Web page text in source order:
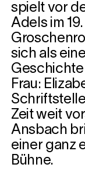
spielt vor
Adels im
sich als
Geschichte
Frau:
Zeit weit
Ansbach
einer ganz
Bühne.